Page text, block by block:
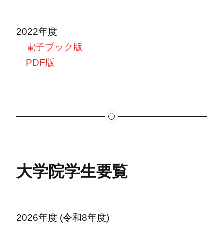
2022年度
電子ブック版
PDF版
大学院学生要覧
2026年度 (令和8年度)